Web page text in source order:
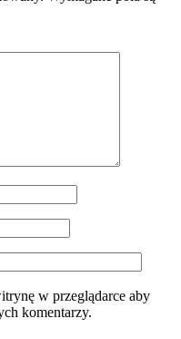
w przeglądarce aby
komentarzy.